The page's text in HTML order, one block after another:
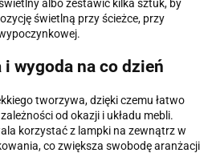
albo zestawić kilka sztuk, by
świetlną przy ścieżce, przy
wygoda na co dzień
tworzywa, dzięki czemu łatwo
od okazji i układu mebli.
korzystać z lampki na zewnątrz w
co zwiększa swobodę aranżacji